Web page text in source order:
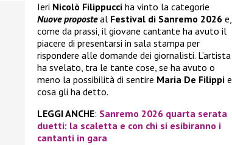
Ieri Nicolò Filippucci ha vinto la categorie
Nuove proposteal Festival di Sanremo 2026 e,
come da prassi, il giovane cantante ha avuto il
piacere di presentarsi in sala stampa per
rispondere alle domande dei giornalisti. L’artista
ha svelato, tra le tante cose, se ha avuto o
meno la possibilità di sentire Maria De Filippi e
cosa gli ha detto.
LEGGI ANCHE: Sanremo 2026 quarta serata
duetti: la scaletta e con chi si esibiranno i
cantanti in gara